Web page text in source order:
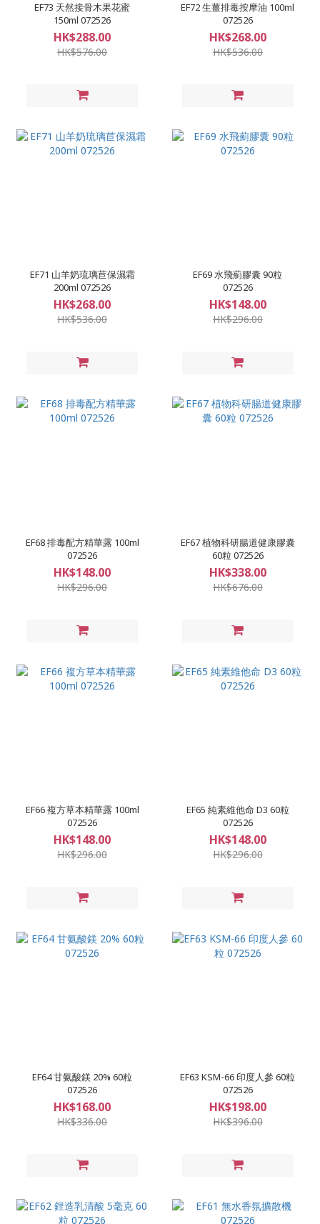
EF73 天然接骨木果花蜜
150ml 072526
HK$288.00
HK$576.00
EF72 生薑排毒按摩油 100ml
072526
HK$268.00
HK$536.00
EF71 山羊奶琉璃苣保濕霜
200ml 072526
HK$268.00
HK$536.00
EF69 水飛薊膠囊 90粒
072526
HK$148.00
HK$296.00
EF68 排毒配方精華露 100ml
072526
HK$148.00
HK$296.00
EF67 植物科研腸道健康膠囊
60粒 072526
HK$338.00
HK$676.00
EF66 複方草本精華露 100ml
072526
HK$148.00
HK$296.00
EF65 純素維他命 D3 60粒
072526
HK$148.00
HK$296.00
EF64 甘氨酸鎂 20% 60粒
072526
HK$168.00
HK$336.00
EF63 KSM-66 印度人參 60粒
072526
HK$198.00
HK$396.00